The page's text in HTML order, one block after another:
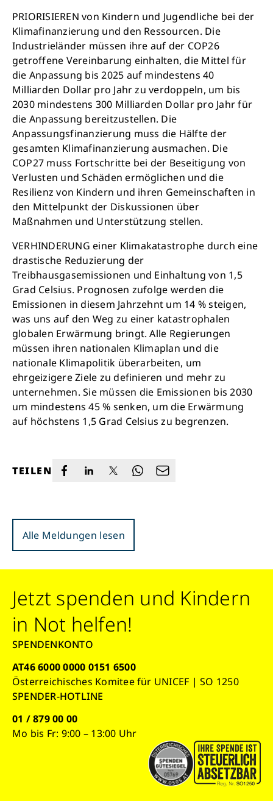
PRIORISIEREN von Kindern und Jugendliche bei der
Klimafinanzierung und den Ressourcen. Die
Industrieländer müssen ihre auf der COP26
getroffene Vereinbarung einhalten, die Mittel für
die Anpassung bis 2025 auf mindestens 40
Milliarden Dollar pro Jahr zu verdoppeln, um bis
2030 mindestens 300 Milliarden Dollar pro Jahr für
die Anpassung bereitzustellen. Die
Anpassungsfinanzierung muss die Hälfte der
gesamten Klimafinanzierung ausmachen. Die
COP27 muss Fortschritte bei der Beseitigung von
Verlusten und Schäden ermöglichen und die
Resilienz von Kindern und ihren Gemeinschaften in
den Mittelpunkt der Diskussionen über
Maßnahmen und Unterstützung stellen.
VERHINDERUNG einer Klimakatastrophe durch eine
drastische Reduzierung der
Treibhausgasemissionen und Einhaltung von 1,5
Grad Celsius. Prognosen zufolge werden die
Emissionen in diesem Jahrzehnt um 14 % steigen,
was uns auf den Weg zu einer katastrophalen
globalen Erwärmung bringt. Alle Regierungen
müssen ihren nationalen Klimaplan und die
nationale Klimapolitik überarbeiten, um
ehrgeizigere Ziele zu definieren und mehr zu
unternehmen. Sie müssen die Emissionen bis 2030
um mindestens 45 % senken, um die Erwärmung
auf höchstens 1,5 Grad Celsius zu begrenzen.
TEILEN
Alle Meldungen lesen
Jetzt spenden und Kindern
in Not helfen!
SPENDENKONTO
AT46 6000 0000 0151 6500
Österreichisches Komitee für UNICEF | SO 1250
SPENDER-HOTLINE
01 / 879 00 00
Mo bis Fr: 9:00 – 13:00 Uhr